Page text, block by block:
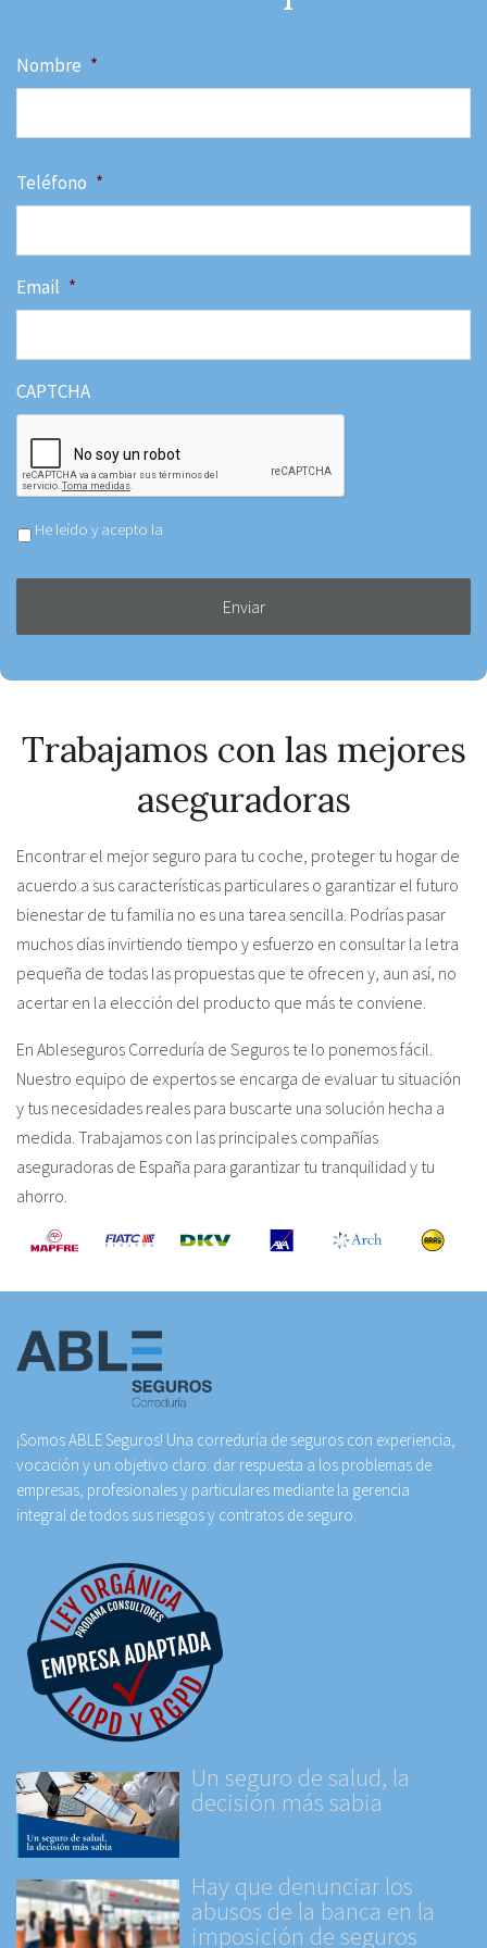
Nombre *
Teléfono *
Email *
CAPTCHA
Aceptar
de
He leído y acepto la
Trabajamos con las mejores
aseguradoras
Encontrar el mejor seguro para tu coche, proteger tu hogar de
acuerdo a sus características particulares o garantizar el futuro
bienestar de tu familia no es una tarea sencilla. Podrías pasar
muchos días invirtiendo tiempo y esfuerzo en consultar la letra
pequeña de todas las propuestas que te ofrecen y, aun así, no
acertar en la elección del producto que más te conviene.
En Ableseguros Correduría de Seguros te lo ponemos fácil.
Nuestro equipo de expertos se encarga de evaluar tu situación
y tus necesidades reales para buscarte una solución hecha a
medida. Trabajamos con las principales compañías
aseguradoras de España para garantizar tu tranquilidad y tu
ahorro.
¡Somos ABLE Seguros! Una correduría de seguros con experiencia,
vocación y un objetivo claro: dar respuesta a los problemas de
empresas, profesionales y particulares mediante la gerencia
integral de todos sus riesgos y contratos de seguro.
Un seguro de salud, la
decisión más sabia
Hay que denunciar los
abusos de la banca en la
imposición de seguros